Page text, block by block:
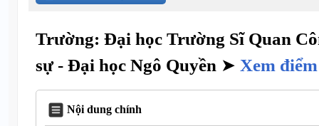
Trường: Đại học Trường Sĩ Quan
sự - Đại học Ngô Quyền ➤ Xem
Nội dung chính